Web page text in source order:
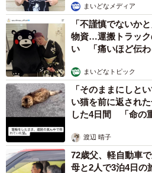
まいどなメディア
「不謹慎でないか
物資…運搬トラック
い 「痛いほど伝わ
まいどなトピック
「そのままにしと
い猫を前に返され
した4日間 「命の
渡辺 晴子
72歳父、軽自動車
母と2人で3泊4日